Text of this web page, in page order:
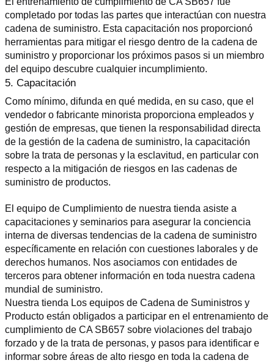
completado por todas las partes que interactúan con nuestra
cadena de suministro. Esta capacitación nos proporcionó
herramientas para mitigar el riesgo dentro de la cadena de
suministro y proporcionar los próximos pasos si un miembro
del equipo descubre cualquier incumplimiento.
5. Capacitación
Como mínimo, difunda en qué medida, en su caso, que el
vendedor o fabricante minorista proporciona empleados y
gestión de empresas, que tienen la responsabilidad directa
de la gestión de la cadena de suministro, la capacitación
sobre la trata de personas y la esclavitud, en particular con
respecto a la mitigación de riesgos en las cadenas de
suministro de productos.
El equipo de Cumplimiento de nuestra tienda asiste a
capacitaciones y seminarios para asegurar la conciencia
interna de diversas tendencias de la cadena de suministro
específicamente en relación con cuestiones laborales y de
derechos humanos. Nos asociamos con entidades de
terceros para obtener información en toda nuestra cadena
mundial de suministro.
Nuestra tienda Los equipos de Cadena de Suministros y
Producto están obligados a participar en el entrenamiento de
cumplimiento de CA SB657 sobre violaciones del trabajo
forzado y de la trata de personas, y pasos para identificar e
informar sobre áreas de alto riesgo en toda la cadena de